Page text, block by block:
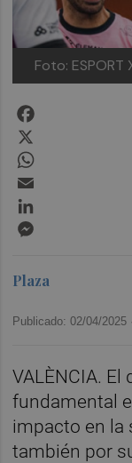
Foto: ESPORT
Plaza
Publicado: 02/04/2025
VALÈNCIA.
fundamental
impacto en la
también por